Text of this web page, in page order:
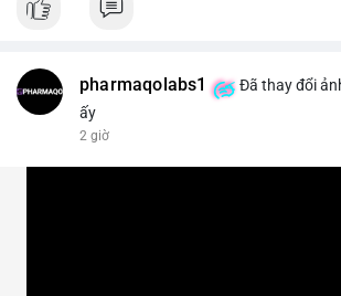
pharmaqolabs1
Đã thay đổi
ấy
2 giờ